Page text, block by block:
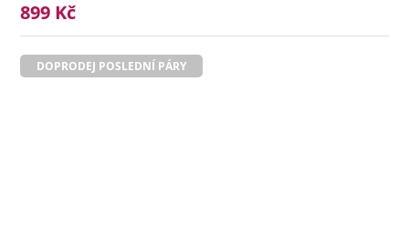
899 Kč
DOPRODEJ POSLEDNÍ PÁRY